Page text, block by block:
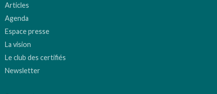
Articles
Agenda
Espace presse
La vision
Le club des certifiés
Newsletter